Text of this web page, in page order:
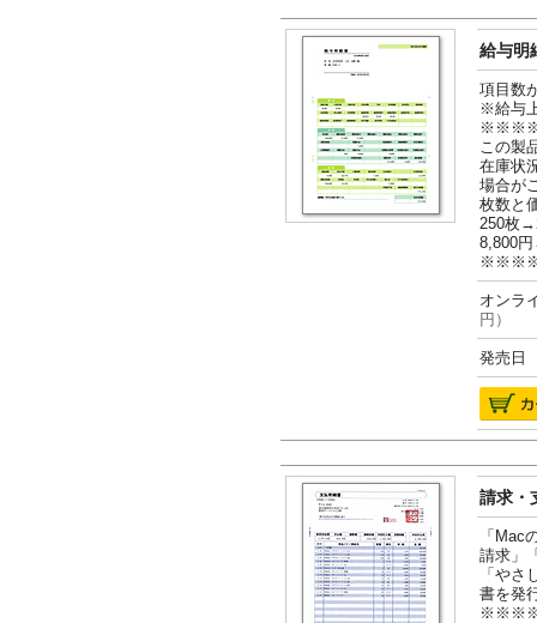
給与明
項目数
※給与
この製
在庫状
場合が
枚数と
250枚
8,800
オン
円）
発売日
請求・
「Mac
請求」
「や
書を発